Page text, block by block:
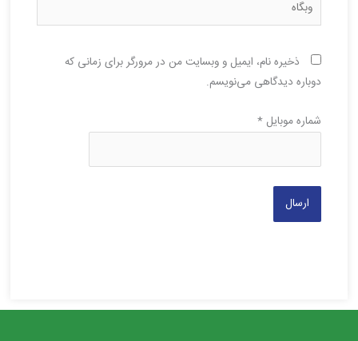
ذخیره نام، ایمیل و وبسایت من در مرورگر برای زمانی که
دوباره دیدگاهی می‌نویسم.
شماره موبایل*